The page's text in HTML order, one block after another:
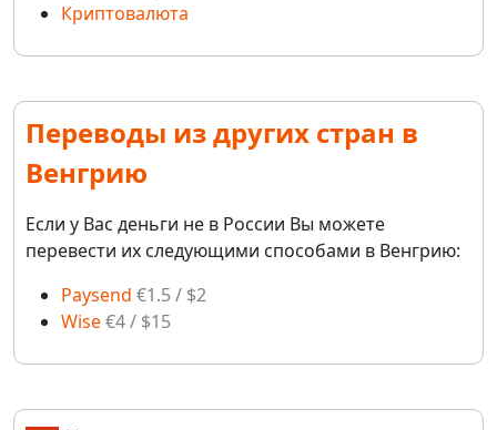
Криптовалюта
Переводы из других стран в
Венгрию
Если у Вас деньги не в России Вы можете
перевести их следующими способами в Венгрию:
Paysend €1.5 / $2
Wise€4 / $15